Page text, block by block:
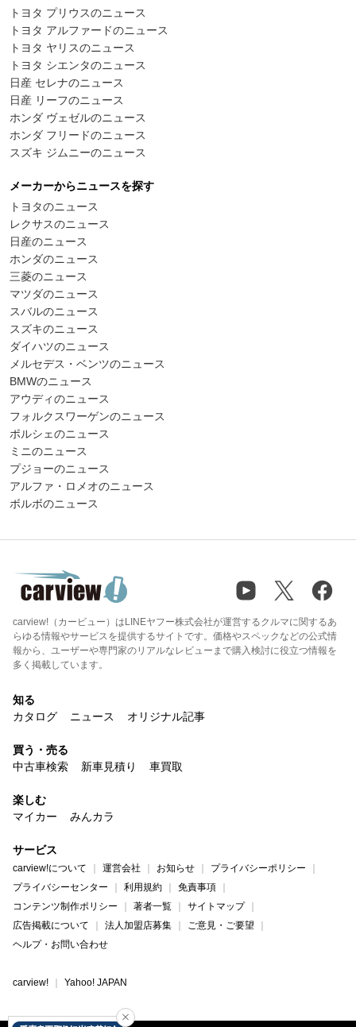
トヨタ プリウスのニュース
トヨタ アルファードのニュース
トヨタ ヤリスのニュース
トヨタ シエンタのニュース
日産 セレナのニュース
日産 リーフのニュース
ホンダ ヴェゼルのニュース
ホンダ フリードのニュース
スズキ ジムニーのニュース
メーカーからニュースを探す
トヨタのニュース
レクサスのニュース
日産のニュース
ホンダのニュース
三菱のニュース
マツダのニュース
スバルのニュース
スズキのニュース
ダイハツのニュース
メルセデス・ベンツのニュース
BMWのニュース
アウディのニュース
フォルクスワーゲンのニュース
ポルシェのニュース
ミニのニュース
プジョーのニュース
アルファ・ロメオのニュース
ボルボのニュース
carview!（カービュー）はLINEヤフー株式会社が運営するクルマに関するあ
らゆる情報やサービスを提供するサイトです。価格やスペックなどの公式情
報から、ユーザーや専門家のリアルなレビューまで購入検討に役立つ情報を
多く掲載しています。
知る
カタログ
ニュース オリジナル記事
買う・売る
中古車検索
新車見積り 車買取
楽しむ
マイカー
みんカラ
サービス
carview!について 運営会社 お知らせ
プライバシーポリシー
プライバシーセンター
利用規約
免責事項
コンテンツ制作ポリシー
著者一覧
サイトマップ
広告掲載について
法人加盟店募集
ご意見・ご要望
ヘルプ・お問い合わせ
carview! Yahoo! JAPAN